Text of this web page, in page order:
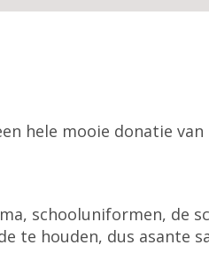
hele mooie donatie
schooluniformen, de
te houden, dus asante